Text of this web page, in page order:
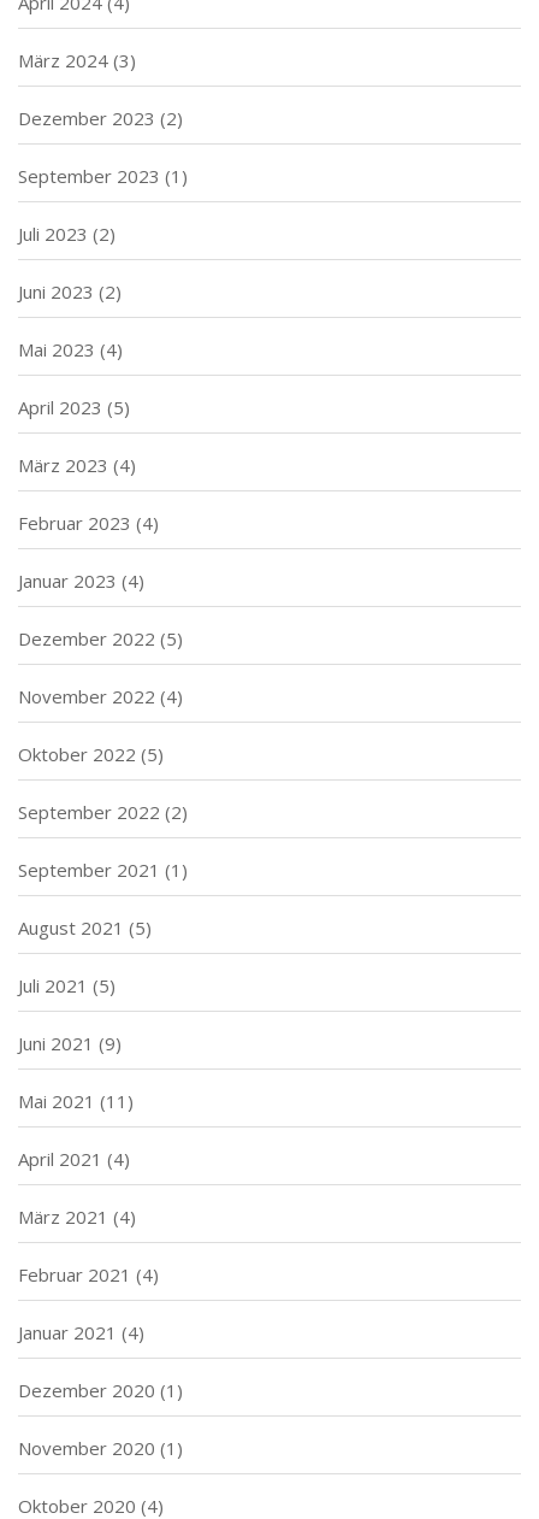
März 2024 (3)
Dezember 2023 (2)
September 2023 (1)
Juli 2023 (2)
Juni 2023 (2)
Mai 2023 (4)
April 2023 (5)
März 2023 (4)
Februar 2023 (4)
Januar 2023 (4)
Dezember 2022 (5)
November 2022 (4)
Oktober 2022 (5)
September 2022 (2)
September 2021 (1)
August 2021 (5)
Juli 2021 (5)
Juni 2021 (9)
Mai 2021 (11)
April 2021 (4)
März 2021 (4)
Februar 2021 (4)
Januar 2021 (4)
Dezember 2020 (1)
November 2020 (1)
Oktober 2020 (4)